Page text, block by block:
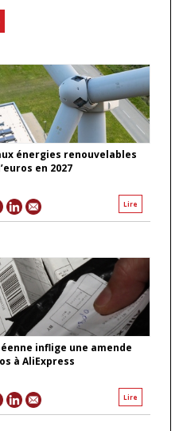
énergies renouvelables
en 2027
Lire
inflige une amende
à AliExpress
Lire